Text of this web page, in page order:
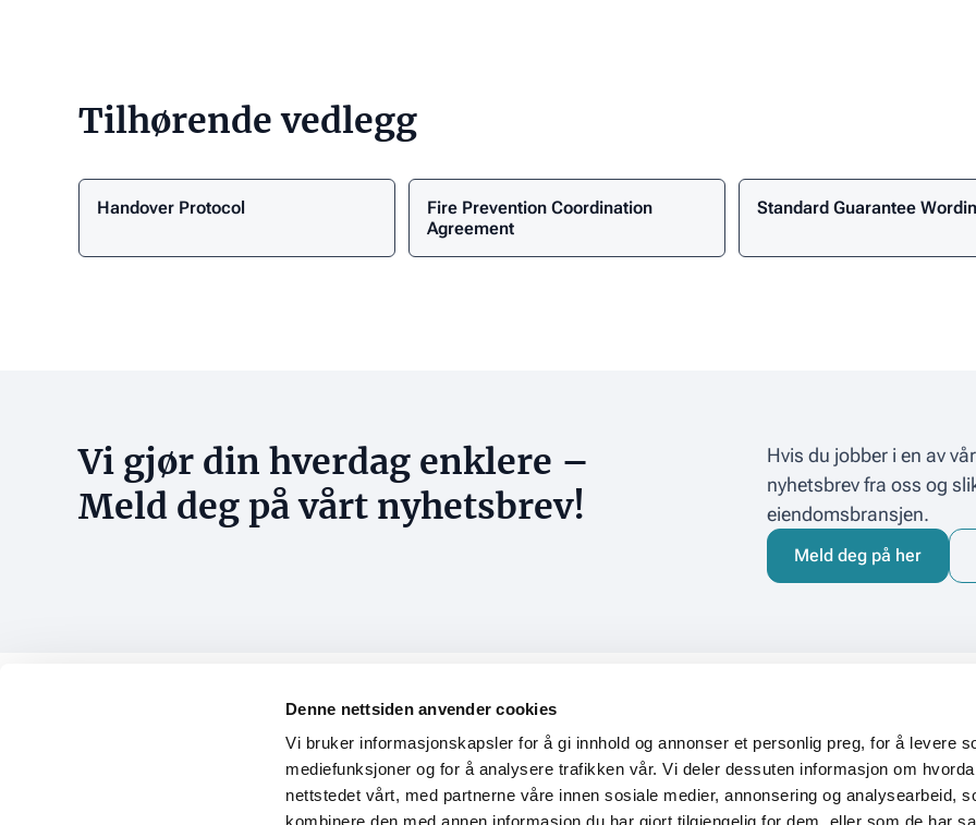
Denne nettsiden anvender cookies
Vi bruker informasjonskapsler for å gi innhold og annonser et personlig preg, for å levere
mediefunksjoner og for å analysere trafikken vår. Vi deler dessuten informasjon om
nettstedet vårt, med partnerne våre innen sosiale medier, annonsering og analysearbeid,
Tilhørende vedlegg
Handover Protocol
Link
Fire Prevention Coordination
Agreement
Link
Text
Standard Guarantee
Link
Vi gjør din hverdag enklere –
Meld deg på vårt nyhetsbrev!
Hvis du jobber i en av
nyhetsbrev fra oss og
eiendomsbransjen.
Meld deg på her
Kontakt
E-post
post@noeiendom.no
Kontakt
Adresse
Postadresse
Norsk Eiendom
Postboks 1167 Sentrum